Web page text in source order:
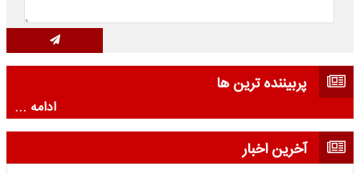
پربیننده ترین ها
ادامه ...
آخرین اخبار